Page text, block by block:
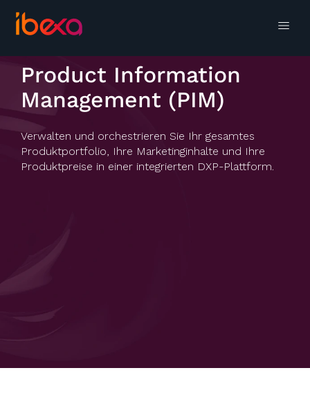
Product Information
Management (PIM)
Verwalten und orchestrieren Sie Ihr gesamtes
Produktportfolio, Ihre Marketinginhalte und Ihre
Produktpreise in einer integrierten DXP-Plattform.